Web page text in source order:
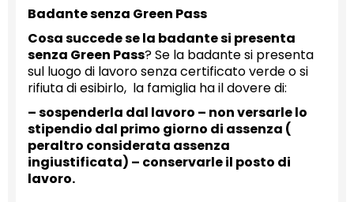
Badante senza Green Pass
Cosa succede se la badante si presenta
senza Green Pass? Se la badante si presenta
sul luogo di lavoro senza certificato verde o si
rifiuta di esibirlo, la famiglia ha il dovere di:
– sospenderla dal lavoro – non versarle lo
stipendio dal primo giorno di assenza (
peraltro considerata assenza
ingiustificata) – conservarle il posto di
lavoro.